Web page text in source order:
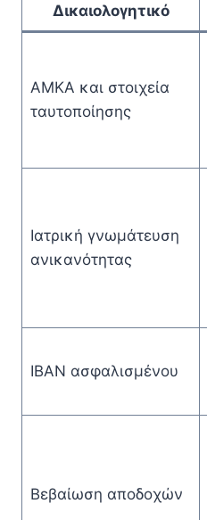
Δικαιολογητικό
ΑΜΚΑ και στοιχεία
ταυτοποίησης
Ιατρική γνωμάτευση
ανικανότητας
IBAN ασφαλισμένου
Βεβαίωση αποδοχών